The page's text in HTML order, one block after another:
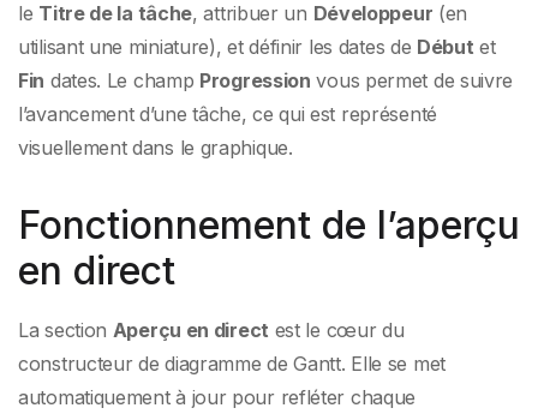
le Titre de la tâche, attribuer un Développeur (en
utilisant une miniature), et définir les dates de Début et
Fin dates. Le champ Progression vous permet de suivre
l’avancement d’une tâche, ce qui est représenté
visuellement dans le graphique.
Fonctionnement de l’aperçu
en direct
La section Aperçu en direct est le cœur du
constructeur de diagramme de Gantt. Elle se met
automatiquement à jour pour refléter chaque